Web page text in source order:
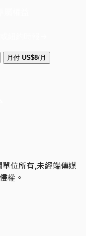
月付 US$8/月
單位所有,未經端傳媒
權。